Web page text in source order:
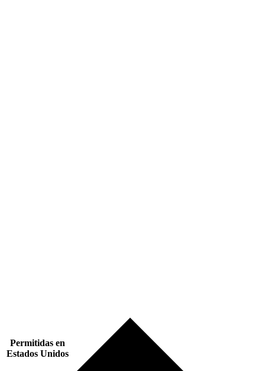
Permitidas en
Estados Unidos